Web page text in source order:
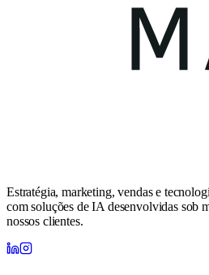
Estratégia, marketing, vendas e
com soluções de IA desenvolvidas sob
nossos clientes.